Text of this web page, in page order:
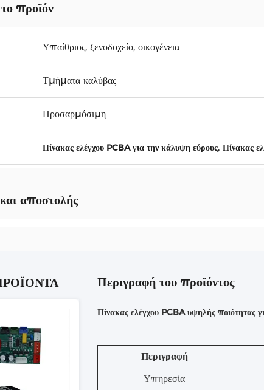
προϊόν
Υπαίθριος, ξενοδοχείο, οικογένεια
Τμήματα καλύβας
Προσαρμόσιμη
Πίνακας ελέγχου PCBA για την κάλυψη εύρους, Πίνακας
αποστολής
Περιγραφή του προϊόντος
Πίνακας ελέγχου PCBA υψηλής ποιότητας
Περιγραφή
Υπηρεσία